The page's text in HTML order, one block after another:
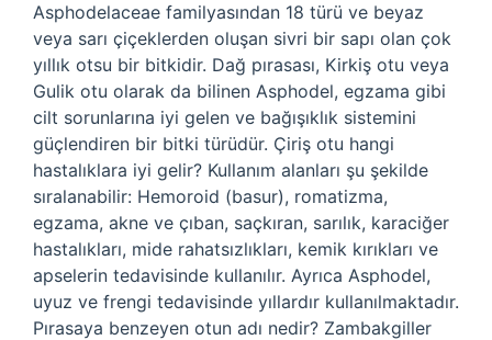
Asphodelaceae familyasından 18 türü ve beyaz
veya sarı çiçeklerden oluşan sivri bir sapı olan çok
yıllık otsu bir bitkidir. Dağ pırasası, Kirkiş otu veya
Gulik otu olarak da bilinen Asphodel, egzama gibi
cilt sorunlarına iyi gelen ve bağışıklık sistemini
güçlendiren bir bitki türüdür. Çiriş otu hangi
hastalıklara iyi gelir? Kullanım alanları şu şekilde
sıralanabilir: Hemoroid (basur), romatizma,
egzama, akne ve çıban, saçkıran, sarılık, karaciğer
hastalıkları, mide rahatsızlıkları, kemik kırıkları ve
apselerin tedavisinde kullanılır. Ayrıca Asphodel,
uyuz ve frengi tedavisinde yıllardır kullanılmaktadır.
Pırasaya benzeyen otun adı nedir? Zambakgiller